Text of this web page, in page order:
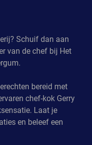
Schuif dan aan
van de chef bij Het
bereid met
chef-kok Gerry
Laat je
en beleef een